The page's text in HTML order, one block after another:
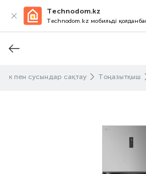
Technodom.kz
Technodom.kz мобильді
пен сусындар сақтау Тоңазытқыш